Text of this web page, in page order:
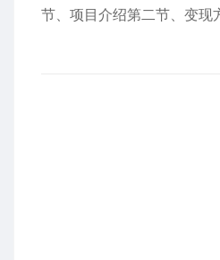
节、项目介绍第二节、变现